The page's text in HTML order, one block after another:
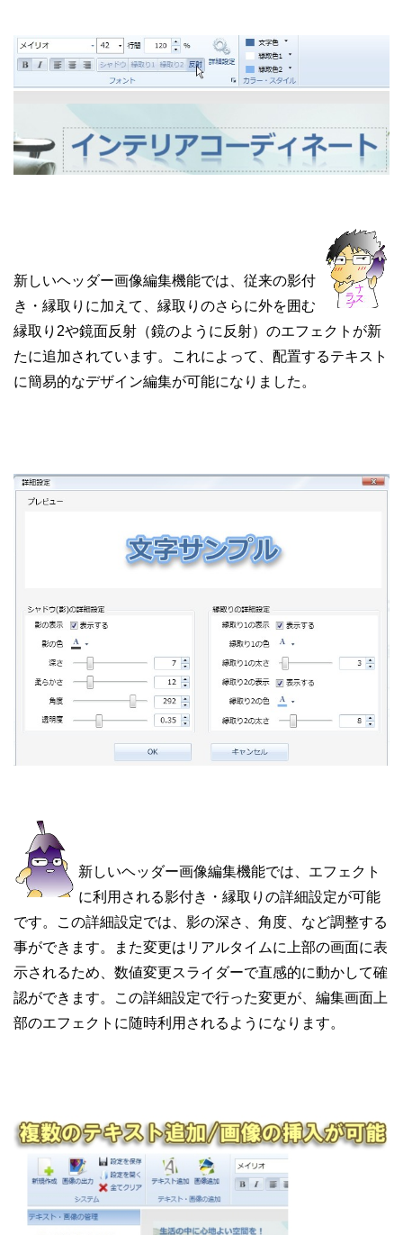
新しいヘッダー画像編集機能では、従来の影付
き・縁取りに加えて、縁取りのさらに外を囲む
縁取り2や鏡面反射（鏡のように反射）のエフェクトが新
たに追加されています。これによって、配置するテキスト
に簡易的なデザイン編集が可能になりました。
新しいヘッダー画像編集機能では、エフェクト
に利用される影付き・縁取りの詳細設定が可能
です。この詳細設定では、影の深さ、角度、など調整する
事ができます。また変更はリアルタイムに上部の画面に表
示されるため、数値変更スライダーで直感的に動かして確
認ができます。この詳細設定で行った変更が、編集画面上
部のエフェクトに随時利用されるようになります。